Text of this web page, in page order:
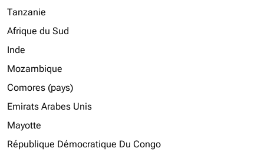
Tanzanie
Afrique du Sud
Inde
Mozambique
Comores (pays)
Emirats Arabes Unis
Mayotte
République Démocratique Du Congo